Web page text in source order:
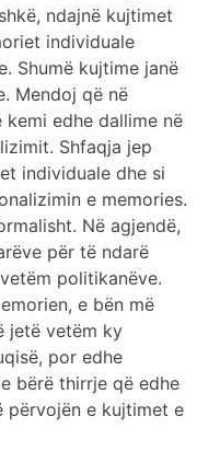
ndajnë kujtimet
individuale
Shumë kujtime janë
Mendoj që në
edhe dallime në
Shfaqja jep
individuale dhe si
e memories.
Në agjendë,
për të ndarë
politikanëve.
e bën më
jetë vetëm ky
por edhe
bërë thirrje që edhe
përvojën e kujtimet e